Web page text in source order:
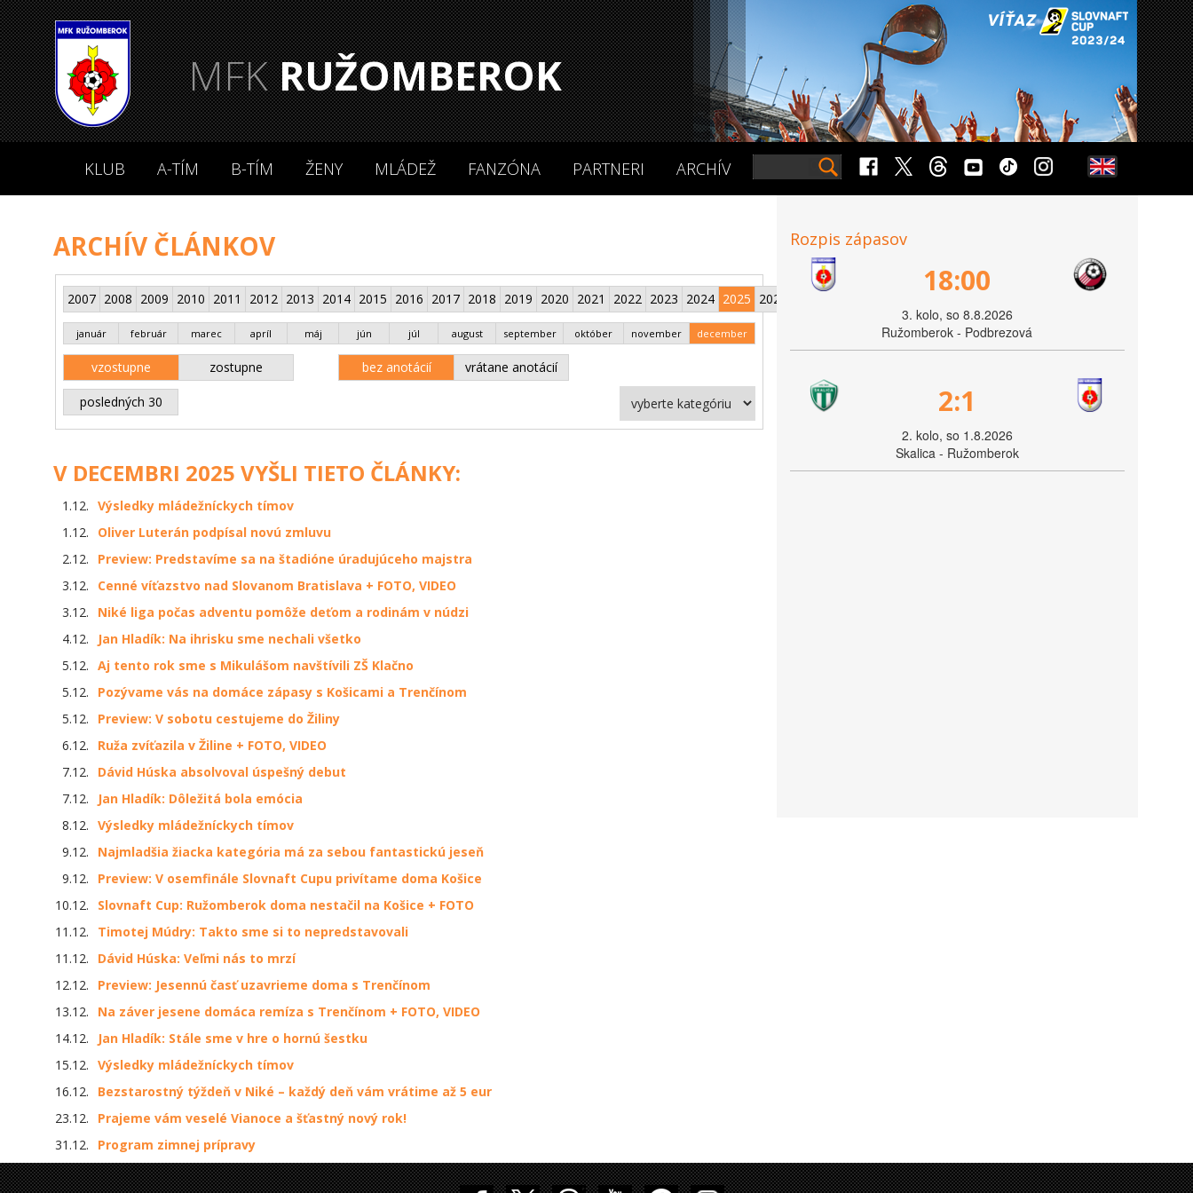
MFKRUŽOMBEROK
KLUB A-TÍM B-TÍM ŽENY MLÁDEŽ FANZÓNA PARTNERI ARCHÍV
ARCHÍV ČLÁNKOV
2007 2008 2009 2010 2011 2012 2013 2014 2015 2016 2017 2018 2019 2020 2021 2022 2023 2024 2025 2026
január február marec apríl máj jún júl august september október november december
vzostupne zostupne bez anotácií vrátane anotácií
posledných 30
V DECEMBRI 2025 VYŠLI TIETO ČLÁNKY:
1.12. Výsledky mládežníckych tímov
1.12.
Oliver Luterán podpísal novú zmluvu
2.12.
Preview: Predstavíme sa na štadióne úradujúceho majstra
3.12.
Cenné víťazstvo nad Slovanom Bratislava + FOTO, VIDEO
3.12.
Niké liga počas adventu pomôže deťom a rodinám v núdzi
4.12.
Jan Hladík: Na ihrisku sme nechali všetko
5.12. Aj tento rok sme s Mikulášom navštívili ZŠ Klačno
5.12.
Pozývame vás na domáce zápasy s Košicami a Trenčínom
5.12.
Preview: V sobotu cestujeme do Žiliny
6.12.
Ruža zvíťazila v Žiline + FOTO, VIDEO
7.12.
Dávid Húska absolvoval úspešný debut
7.12.
Jan Hladík: Dôležitá bola emócia
8.12. Výsledky mládežníckych tímov
9.12.
Najmladšia žiacka kategória má za sebou fantastickú jeseň
9.12.
Preview: V osemfinále Slovnaft Cupu privítame doma Košice
10.12.
Slovnaft Cup: Ružomberok doma nestačil na Košice + FOTO
11.12.
Timotej Múdry: Takto sme si to nepredstavovali
11.12.
Dávid Húska: Veľmi nás to mrzí
12.12.
Preview: Jesennú časť uzavrieme doma s Trenčínom
13.12.
Na záver jesene domáca remíza s Trenčínom + FOTO, VIDEO
14.12.
Jan Hladík: Stále sme v hre o hornú šestku
15.12. Výsledky mládežníckych tímov
16.12.
Bezstarostný týždeň v Niké – každý deň vám vrátime až 5 eur
23.12.
Prajeme vám veselé Vianoce a šťastný nový rok!
31.12.
Program zimnej prípravy
Rozpis zápasov
18:00
3. kolo, so 8.8.2026
Ružomberok - Podbrezová
2:1
2. kolo, so 1.8.2026
Skalica - Ružomberok